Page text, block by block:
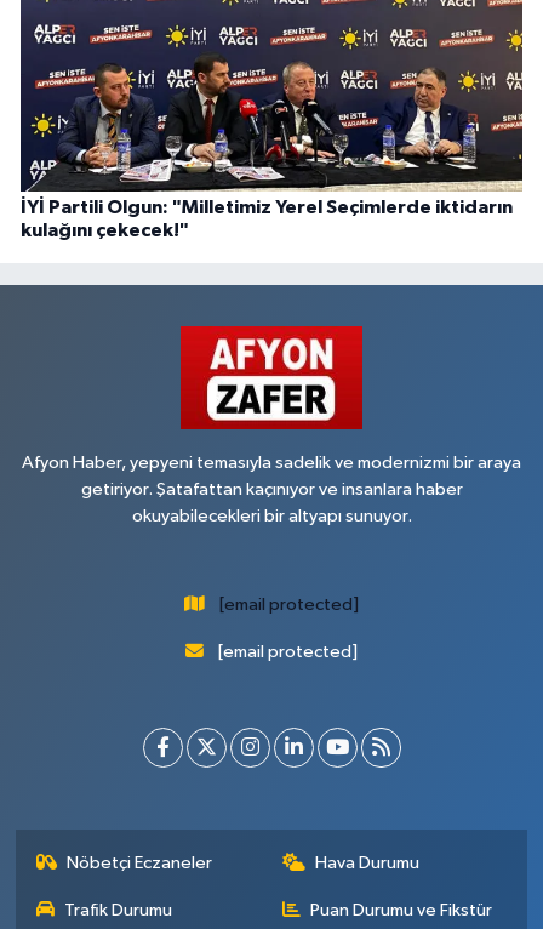
İYİ Partili Olgun: "Milletimiz Yerel Seçimlerde iktidarın
kulağını çekecek!"
Afyon Haber, yepyeni temasıyla sadelik ve modernizmi bir araya
getiriyor. Şatafattan kaçınıyor ve insanlara haber
okuyabilecekleri bir altyapı sunuyor.
[email protected]
[email protected]
Nöbetçi Eczaneler Hava Durumu
Trafik Durumu Puan Durumu ve Fikstür